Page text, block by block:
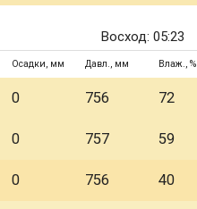
Восход: 05:23
Осадки, мм Давл., мм Влаж., %
0 756 72
0 757 59
0 756 40